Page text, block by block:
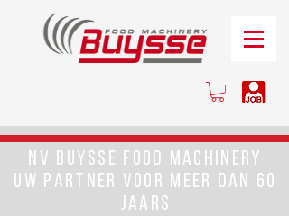
NV BUYSSE FOOD MACHINERY
uw partner voor meer dan 60
jaaRS